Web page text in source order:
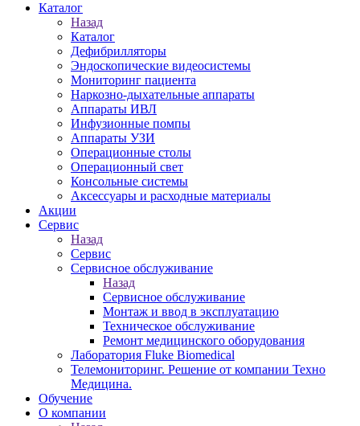
Каталог
Назад
Каталог
Дефибрилляторы
Эндоскопические видеосистемы
Мониторинг пациента
Наркозно-дыхательные аппараты
Аппараты ИВЛ
Инфузионные помпы
Аппараты УЗИ
Операционные столы
Операционный свет
Консольные системы
Аксессуары и расходные материалы
Акции
Сервис
Назад
Сервис
Сервисное обслуживание
Назад
Сервисное обслуживание
Монтаж и ввод в эксплуатацию
Техническое обслуживание
Ремонт медицинского оборудования
Лаборатория Fluke Biomedical
Телемониторинг. Решение от компании Техно
Медицина.
Обучение
О компании